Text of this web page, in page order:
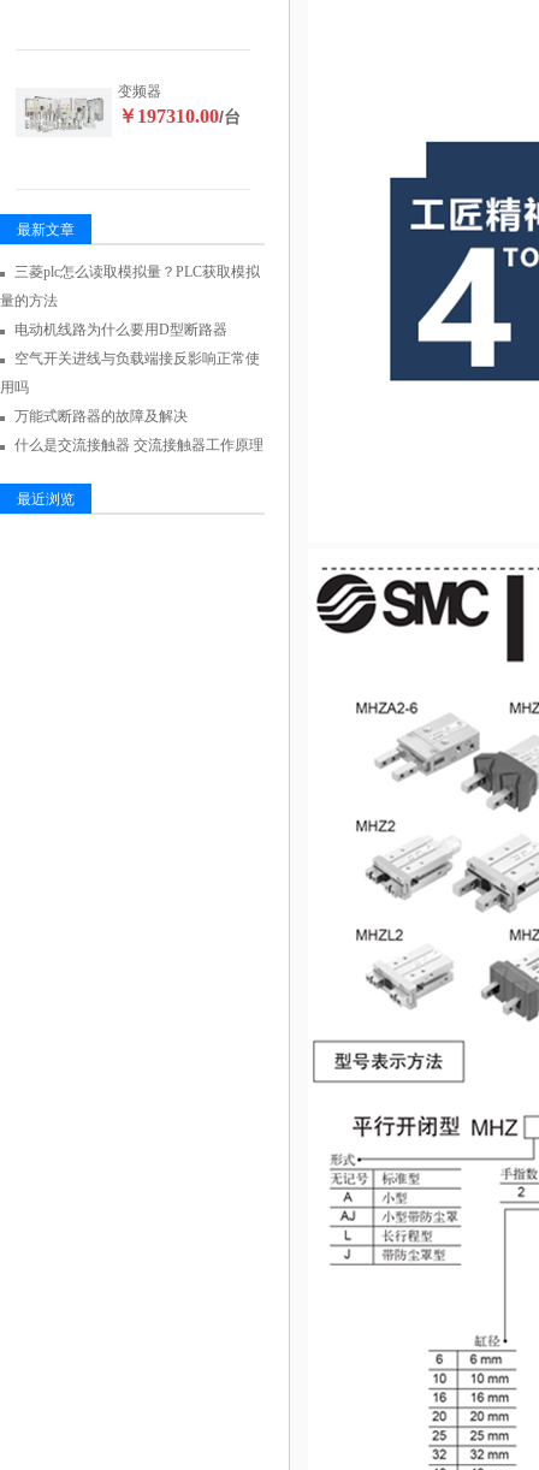
变频器
￥197310.00/台
最新文章
三菱plc怎么读取模拟量？PLC获取模拟
量的方法
电动机线路为什么要用D型断路器
空气开关进线与负载端接反影响正常使
用吗
万能式断路器的故障及解决
什么是交流接触器 交流接触器工作原理
最近浏览